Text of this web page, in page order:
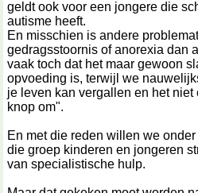
geldt ook voor een jongere die
autisme heeft.
En misschien is andere
gedragsstoornis of anorexia dan
vaak toch dat het maar gewoon
opvoeding is, terwijl we
je leven kan vergallen en het
knop om".
En met die reden willen we
die groep kinderen en jongeren
van specialistische hulp.